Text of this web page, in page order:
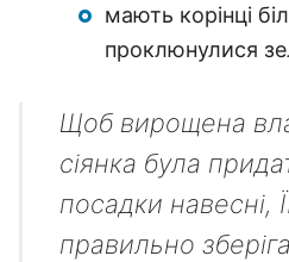
мають корінці
проклюнулися
Щоб вирощена
сіянка була
посадки навесні,
правильно